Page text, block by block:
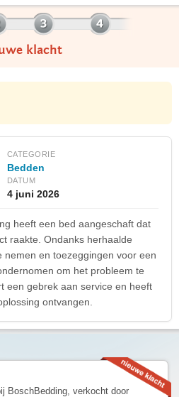
klacht
CATEGORIE
Bedden
DATUM
4 juni 2026
heeft een bed aangeschaft dat
raakte. Ondanks herhaalde
nemen en toezeggingen voor een
om het probleem te
een gebrek aan service en heeft
ontvangen.
BoschBedding, verkocht door